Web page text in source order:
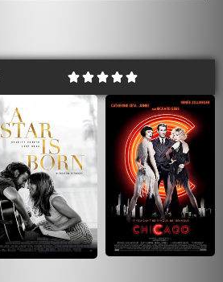
    